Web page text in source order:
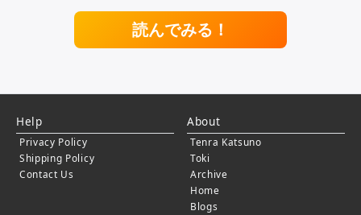
読んでみる！
Help
Privacy Policy
Shipping Policy
Contact Us
About
Tenra Katsuno
Toki
Archive
Home
Blogs